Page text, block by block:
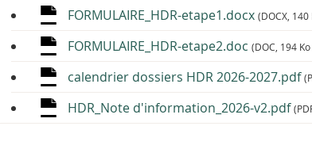
FORMULAIRE_HDR-etape1.docx (DOCX, 140
FORMULAIRE_HDR-etape2.doc (DOC, 194 Ko
calendrier dossiers HDR 2026-2027.pdf
HDR_Note d'information_2026-v2.pdf